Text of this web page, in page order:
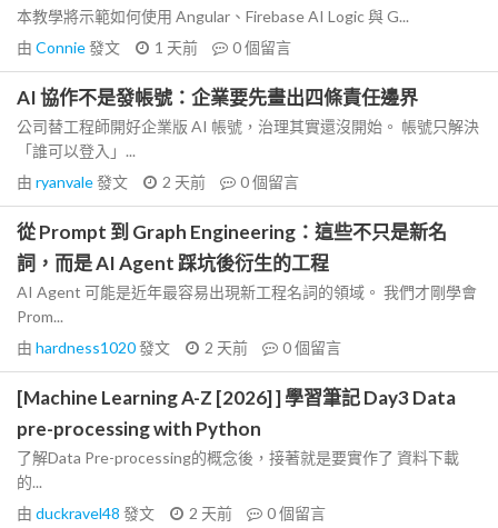
本教學將示範如何使用 Angular、Firebase AI Logic 與 G...
由 Connie發文 1 天前 0個留言
AI 協作不是發帳號：企業要先畫出四條責任邊界
公司替工程師開好企業版 AI 帳號，治理其實還沒開始。 帳號只解決
「誰可以登入」...
由 ryanvale發文 2 天前 0個留言
從 Prompt 到 Graph Engineering：這些不只是新名
詞，而是 AI Agent 踩坑後衍生的工程
AI Agent 可能是近年最容易出現新工程名詞的領域。 我們才剛學會
Prom...
由 hardness1020發文 2 天前 0個留言
[Machine Learning A-Z [2026] ] 學習筆記 Day3 Data
pre-processing with Python
了解Data Pre-processing的概念後，接著就是要實作了 資料下載
的...
由 duckravel48 發文 2 天前 0個留言